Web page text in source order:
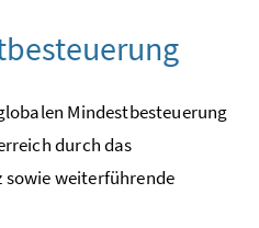
Mindestbesteuerung
durch das
sowie weiterführende